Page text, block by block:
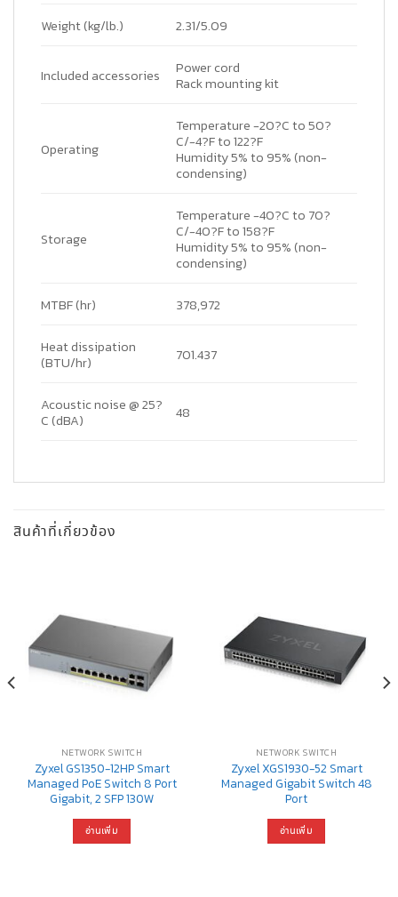
Weight (kg/lb.) 2.31/5.09
Included accessories
Power cord
Rack mounting kit
Operating
Temperature-20?C to 50?
C/-4?F to 122?F
Humidity5% to 95% (non-
condensing)
Storage
Temperature-40?C to 70?
C/-40?F to 158?F
Humidity5% to 95% (non-
condensing)
MTBF (hr) 378,972
Heat dissipation
(BTU/hr)
701.437
Acoustic noise @ 25?
C (dBA)
48
สินค้าที่เกี่ยวข้อง
NETWORK SWITCH
Zyxel GS1350-12HP Smart
Managed PoE Switch 8 Port
Gigabit, 2 SFP 130W
อ่านเพิ่ม
NETWORK SWITCH
Zyxel XGS1930-52 Smart
Managed Gigabit Switch 48
Port
อ่านเพิ่ม